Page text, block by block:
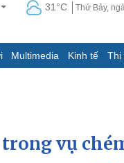
31°C Thứ Bảy,
Multimedia Kinh tế Thị
vụ